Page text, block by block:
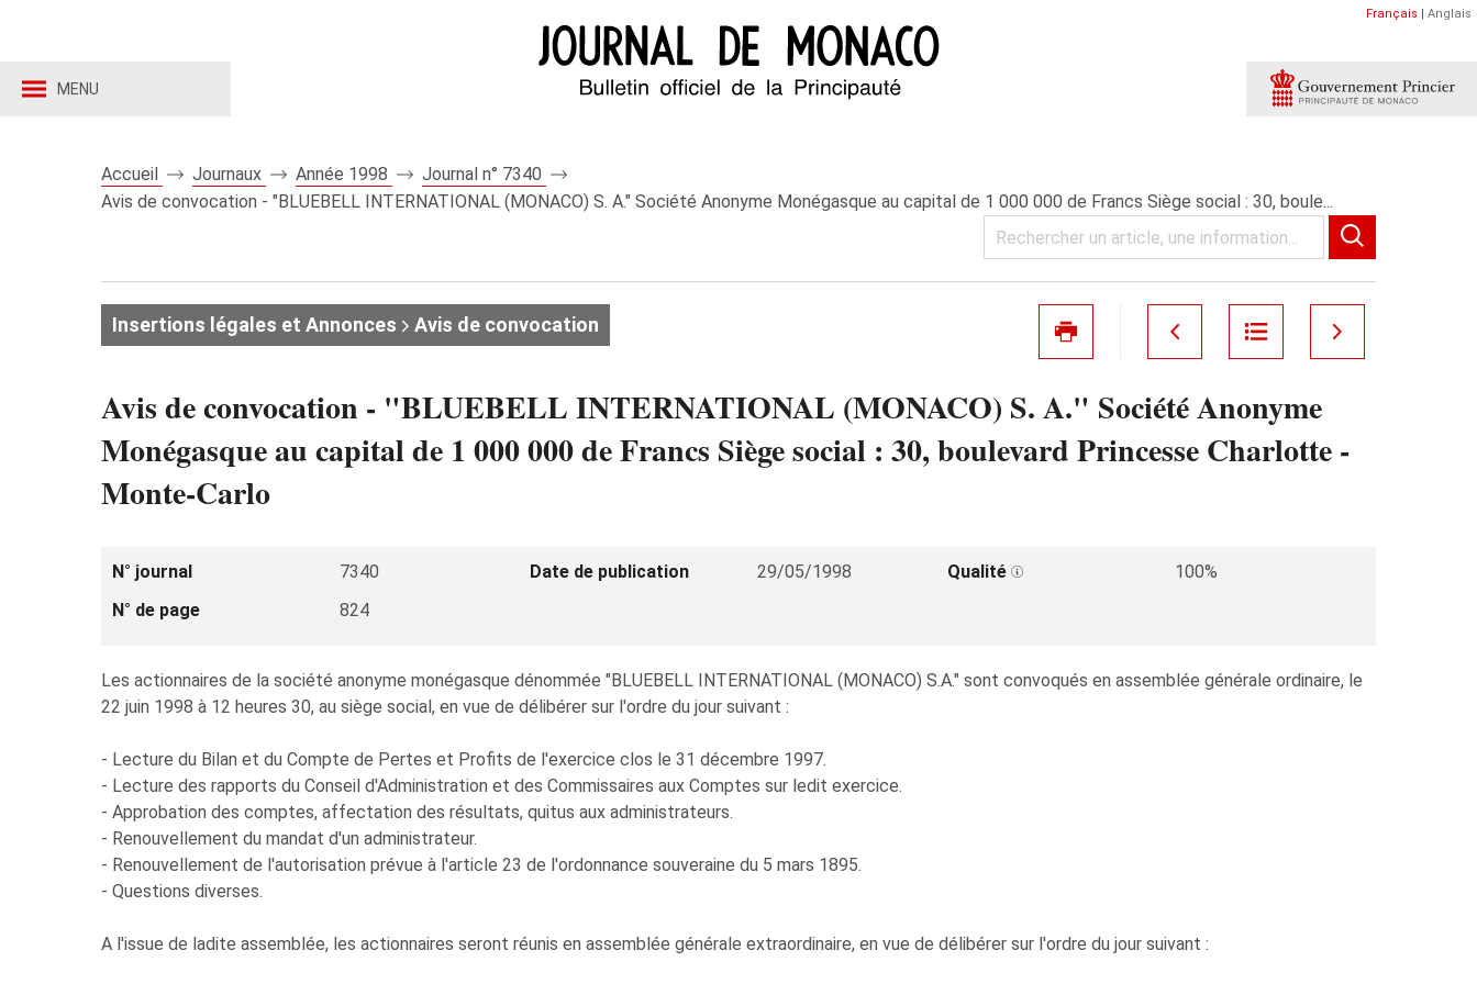
MENU
Français | Anglais
Accueil Journaux Année 1998
Journal n° 7340
Avis de convocation - "BLUEBELL INTERNATIONAL (MONACO) S. A." Société Anonyme Monégasque au capital de 1 000 000 de Francs Siège social : 30, boule...
Insertions légales et Annonces Avis de convocation
Avis de convocation - "BLUEBELL INTERNATIONAL (MONACO) S. A." Société Anonyme
Monégasque au capital de 1 000 000 de Francs Siège social : 30, boulevard Princesse Charlotte -
Monte-Carlo
N° journal 7340 Date de publication 29/05/1998 Qualité
100%
N° de page
824
Les actionnaires de la société anonyme monégasque dénommée "BLUEBELL INTERNATIONAL (MONACO) S.A." sont convoqués en assemblée générale ordinaire, le
22 juin 1998 à 12 heures 30, au siège social, en vue de délibérer sur l'ordre du jour suivant :
- Lecture du Bilan et du Compte de Pertes et Profits de l'exercice clos le 31 décembre 1997.
- Lecture des rapports du Conseil d'Administration et des Commissaires aux Comptes sur ledit exercice.
- Approbation des comptes, affectation des résultats, quitus aux administrateurs.
- Renouvellement du mandat d'un administrateur.
- Renouvellement de l'autorisation prévue à l'article 23 de l'ordonnance souveraine du 5 mars 1895.
- Questions diverses.
A l'issue de ladite assemblée, les actionnaires seront réunis en assemblée générale extraordinaire, en vue de délibérer sur l'ordre du jour suivant :